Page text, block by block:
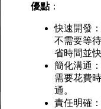
優點：
快速開發
不需要等
省時間並
簡化溝通
需要花費
通。
責任明確